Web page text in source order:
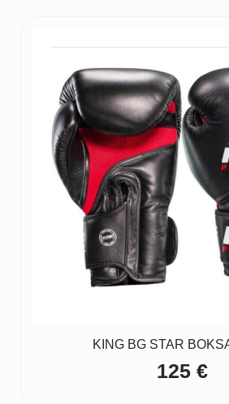
KING BG STAR
125 €